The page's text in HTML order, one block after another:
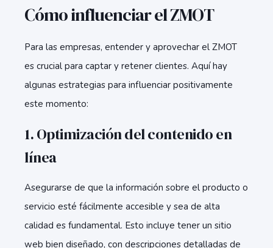
Cómo influenciar el ZMOT
Para las empresas, entender y aprovechar el ZMOT
es crucial para captar y retener clientes. Aquí hay
algunas estrategias para influenciar positivamente
este momento:
1.Optimización del contenido en
línea
Asegurarse de que la información sobre el producto o
servicio esté fácilmente accesible y sea de alta
calidad es fundamental. Esto incluye tener un sitio
web bien diseñado, con descripciones detalladas de